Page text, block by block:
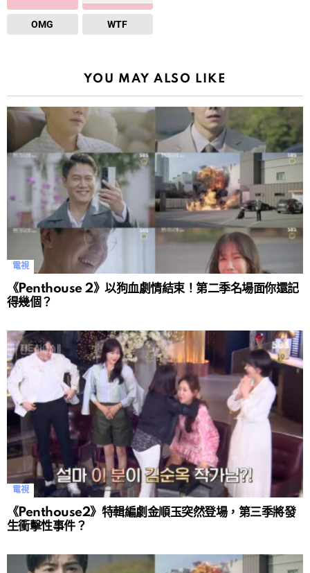
OMG WTF
YOU MAY ALSO LIKE
電視
《Penthouse 2》以狗血劇情結束！第二季名場面你還記
得幾個？
電視
《Penthouse2》特輯編劇金順玉突然登場，第三季將發
生衝擊性事件？